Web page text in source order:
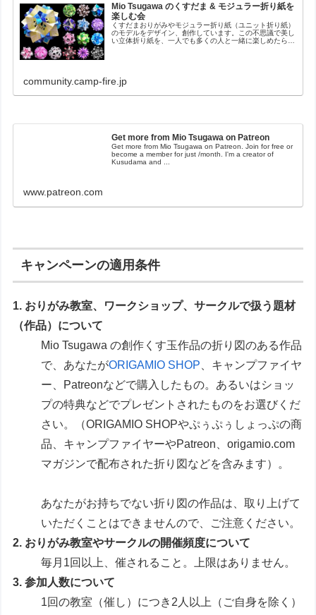
Mio Tsugawa のくすだま & モジュラー折り紙を
楽しむ会
くすだまおりがみやモジュラー折り紙（ユニット折り紙）
のモデルをデザイン、創作しています。この不思議で美し
い立体折り紙を、一人でも多くの人と一緒に楽しめたら嬉
community.camp-fire.jp
Get more from Mio Tsugawa on Patreon
Get more from Mio Tsugawa on Patreon. Join for free or
become a member for just /month. I'm a creator of
Kusudama and ...
www.patreon.com
キャンペーンの適用条件
1. おりがみ教室、ワークショップ、サークルで扱う題材
（作品）について
Mio Tsugawa の創作くす玉作品の折り図のある作品
で、あなたがORIGAMIO SHOP 、キャンプファイヤ
ー、Patreonなどで購入したもの。あるいはショッ
プの特典などでプレゼントされたものをお選びくだ
さい。（ORIGAMIO SHOPやぷぅぷぅしょっぷの商
品、キャンプファイヤーやPatreon、origamio.com
マガジンで配布された折り図などを含みます）。
あなたがお持ちでない折り図の作品は、取り上げて
いただくことはできませんので、ご注意ください。
2. おりがみ教室やサークルの開催頻度について
毎月1回以上、催されること。上限はありません。
3. 参加人数について
1回の教室（催し）につき2人以上（ご自身を除く）